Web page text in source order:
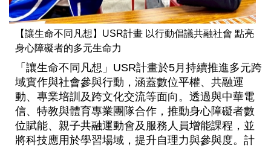
【讓生命不同凡想】USR計畫 以行動倡議共融社會 點亮
身心障礙者的多元生命力
「讓生命不同凡想」USR計畫於5月持續推進多元跨
域實作與社會參與行動，涵蓋數位平權、共融運
動、專業培訓及跨文化交流等面向。透過與中華電
信、特教與體育專業團隊合作，推動身心障礙者數
位賦能、親子共融運動會及服務人員增能課程，並
將科技應用於學習場域，提升自理力與參與度。計